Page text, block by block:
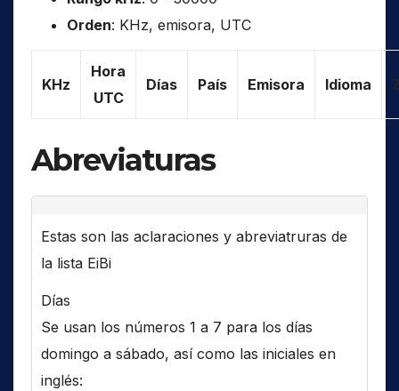
Orden: KHz, emisora, UTC
KHz
Hora
UTC
Días País Emisora Idioma
Abreviaturas
Estas son las aclaraciones y abreviatruras de
la lista EiBi
Días
Se usan los números 1 a 7 para los días
domingo a sábado, así como las iniciales en
inglés: